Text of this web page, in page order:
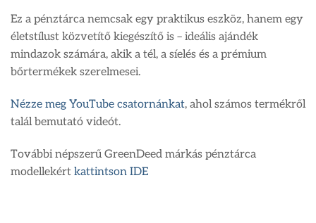
Ez a pénztárca nemcsak egy praktikus eszköz, hanem egy
életstílust közvetítő kiegészítő is – ideális ajándék
mindazok számára, akik a tél, a síelés és a prémium
bőrtermékek szerelmesei.
Nézze meg YouTube csatornánkat, ahol számos termékről
talál bemutató videót.
További népszerű GreenDeed márkás pénztárca
modellekért kattintson IDE